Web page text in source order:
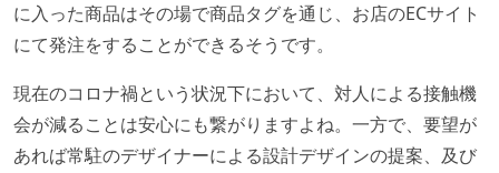
に入った商品はその場で商品タグを通じ、お店のECサイト
にて発注をすることができるそうです。
現在のコロナ禍という状況下において、対人による接触機
会が減ることは安心にも繋がりますよね。一方で、要望が
あれば常駐のデザイナーによる設計デザインの提案、及び